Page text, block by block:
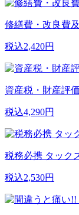
修繕費・改良費
税込2,420円
資産税・財産評
税込4,290円
税務必携 タック
税込2,530円